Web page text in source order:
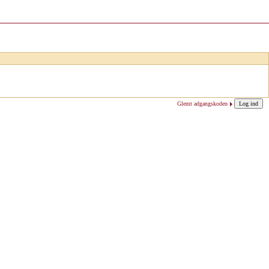
Glemt adgangskoden